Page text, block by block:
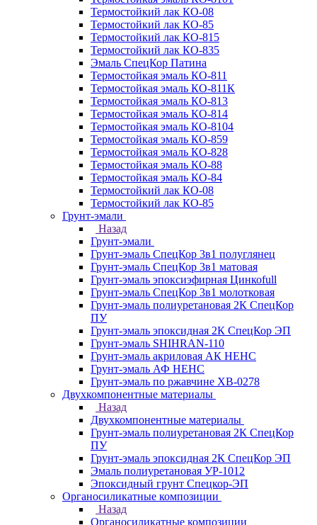
Термостойкий лак КО-08
Термостойкий лак КО-85
Термостойкий лак КО-815
Термостойкий лак КО-835
Эмаль СпецКор Патина
Термостойкая эмаль КО-811
Термостойкая эмаль КО-811К
Термостойкая эмаль КО-813
Термостойкая эмаль КО-814
Термостойкая эмаль КО-8104
Термостойкая эмаль КО-859
Термостойкая эмаль КО-828
Термостойкая эмаль КО-88
Термостойкая эмаль КО-84
Термостойкий лак КО-08
Термостойкий лак КО-85
Грунт-эмали
Назад
Грунт-эмали
Грунт-эмаль СпецКор 3в1 полуглянец
Грунт-эмаль СпецКор 3в1 матовая
Грунт-эмаль эпоксиэфирная Цинкоfull
Грунт-эмаль СпецКор 3в1 молотковая
Грунт-эмаль полиуретановая 2К СпецКор
ПУ
Грунт-эмаль эпоксидная 2К СпецКор ЭП
Грунт-эмаль SHIHRAN-110
Грунт-эмаль акриловая АК НЕНС
Грунт-эмаль АФ НЕНС
Грунт-эмаль по ржавчине ХВ-0278
Двухкомпонентные материалы
Назад
Двухкомпонентные материалы
Грунт-эмаль полиуретановая 2К СпецКор
ПУ
Грунт-эмаль эпоксидная 2К СпецКор ЭП
Эмаль полиуретановая УР-1012
Эпоксидный грунт Спецкор-ЭП
Органосиликатные композиции
Назад
Органосиликатные композиции